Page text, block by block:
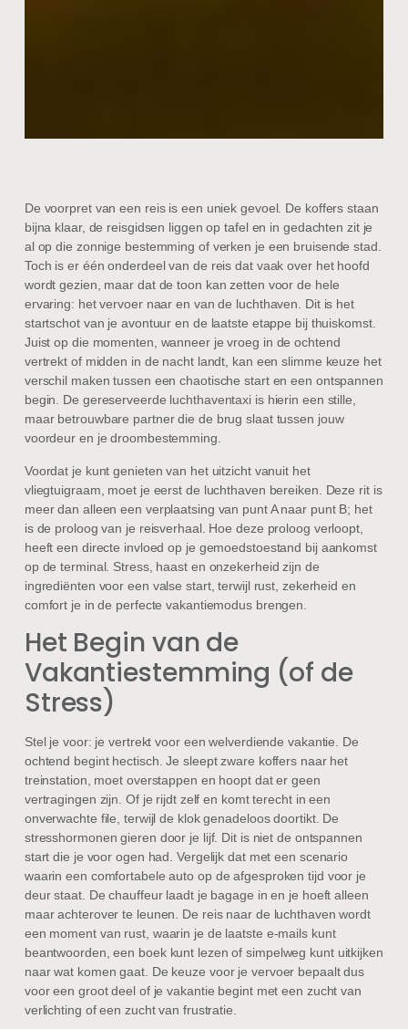
De voorpret van een reis is een uniek gevoel. De koffers staan
bijna klaar, de reisgidsen liggen op tafel en in gedachten zit je
al op die zonnige bestemming of verken je een bruisende stad.
Toch is er één onderdeel van de reis dat vaak over het hoofd
wordt gezien, maar dat de toon kan zetten voor de hele
ervaring: het vervoer naar en van de luchthaven. Dit is het
startschot van je avontuur en de laatste etappe bij thuiskomst.
Juist op die momenten, wanneer je vroeg in de ochtend
vertrekt of midden in de nacht landt, kan een slimme keuze het
verschil maken tussen een chaotische start en een ontspannen
begin. De gereserveerde luchthaventaxi is hierin een stille,
maar betrouwbare partner die de brug slaat tussen jouw
voordeur en je droombestemming.
Voordat je kunt genieten van het uitzicht vanuit het
vliegtuigraam, moet je eerst de luchthaven bereiken. Deze rit is
meer dan alleen een verplaatsing van punt A naar punt B; het
is de proloog van je reisverhaal. Hoe deze proloog verloopt,
heeft een directe invloed op je gemoedstoestand bij aankomst
op de terminal. Stress, haast en onzekerheid zijn de
ingrediënten voor een valse start, terwijl rust, zekerheid en
comfort je in de perfecte vakantiemodus brengen.
Het Begin van de
Vakantiestemming (of de
Stress)
Stel je voor: je vertrekt voor een welverdiende vakantie. De
ochtend begint hectisch. Je sleept zware koffers naar het
treinstation, moet overstappen en hoopt dat er geen
vertragingen zijn. Of je rijdt zelf en komt terecht in een
onverwachte file, terwijl de klok genadeloos doortikt. De
stresshormonen gieren door je lijf. Dit is niet de ontspannen
start die je voor ogen had. Vergelijk dat met een scenario
waarin een comfortabele auto op de afgesproken tijd voor je
deur staat. De chauffeur laadt je bagage in en je hoeft alleen
maar achterover te leunen. De reis naar de luchthaven wordt
een moment van rust, waarin je de laatste e-mails kunt
beantwoorden, een boek kunt lezen of simpelweg kunt uitkijken
naar wat komen gaat. De keuze voor je vervoer bepaalt dus
voor een groot deel of je vakantie begint met een zucht van
verlichting of een zucht van frustratie.